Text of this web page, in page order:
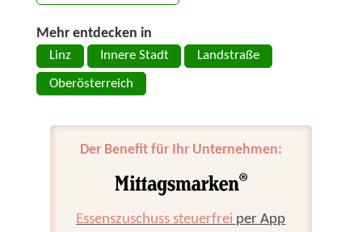
Mehr entdecken in
Linz Innere Stadt Landstraße
Oberösterreich
Der Benefit für Ihr Unternehmen:
Essenszuschuss steuerfrei per App